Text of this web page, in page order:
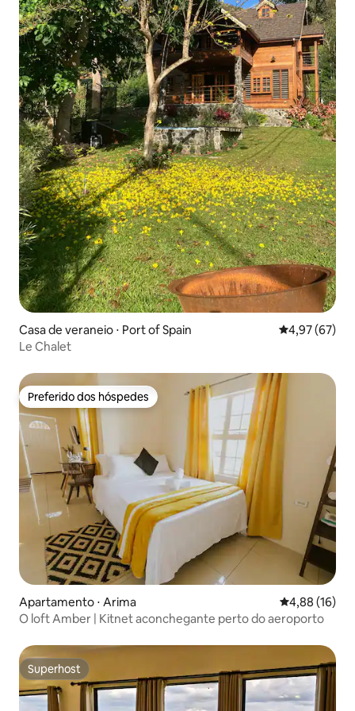
Casa de veraneio ⋅ Port of Spain 4,97 de uma
4,97 (67)
Le Chalet
Preferido dos hóspedes
Preferido dos hóspedes
Apartamento ⋅ Arima 4,88 de uma
4,88 (16)
O loft Amber | Kitnet aconchegante perto do aeroporto
Superhost
Superhost